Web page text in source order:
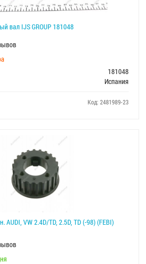
вал IJS GROUP 181048
181048
Испания
Код: 2481989-23
AUDI, VW 2.4D/TD, 2.5D, TD (-98) (FEBI)